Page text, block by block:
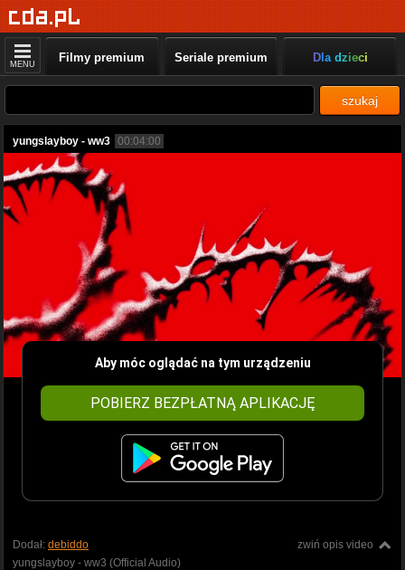
MENU Filmy premium Seriale premium Dla dzieci
szukaj
yungslayboy - ww3 00:04:00
Aby móc oglądać na tym urządzeniu
POBIERZ BEZPŁATNĄ APLIKACJĘ
zwiń opis video
Dodał: debiddo
yungslayboy - ww3 (Official Audio)